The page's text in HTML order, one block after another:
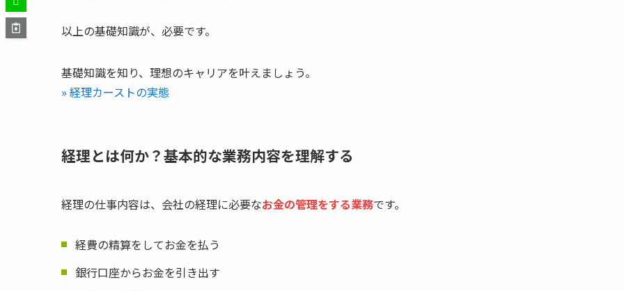
以上の基礎知識が、必要です。
基礎知識を知り、理想のキャリアを叶えましょう。
» 経理カーストの実態
経理とは何か？基本的な業務内容を理解する
経理の仕事内容は、会社の経理に必要なお金の管理をする業務です。
経費の精算をしてお金を払う
銀行口座からお金を引き出す